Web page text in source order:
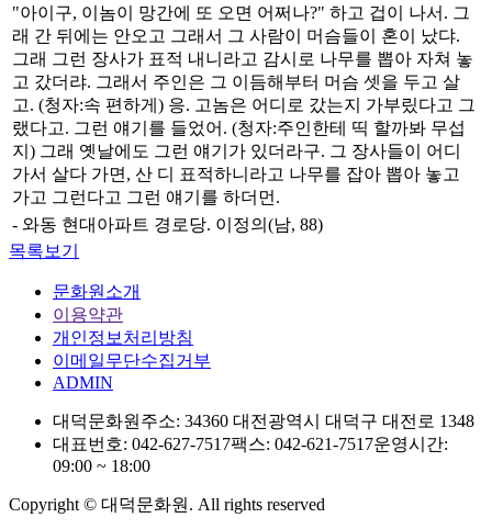
"아이구, 이놈이 망간에 또 오면 어쩌나?" 하고 겁이 나서. 그
래 간 뒤에는 안오고 그래서 그 사람이 머슴들이 혼이 났댜.
그래 그런 장사가 표적 내니라고 감시로 나무를 뽑아 자쳐 놓
고 갔더랴. 그래서 주인은 그 이듬해부터 머슴 셋을 두고 살
고. (청자:속 편하게) 응. 고놈은 어디로 갔는지 가부맀다고 그
랬다고. 그런 얘기를 들었어. (청자:주인한테 띡 할까봐 무섭
지) 그래 옛날에도 그런 얘기가 있더라구. 그 장사들이 어디
가서 살다 가면, 산 디 표적하니라고 나무를 잡아 뽑아 놓고
가고 그런다고 그런 얘기를 하더먼.
- 와동 현대아파트 경로당. 이정의(남, 88)
목록보기
문화원소개
이용약관
개인정보처리방침
이메일무단수집거부
ADMIN
대덕문화원 주소: 34360 대전광역시 대덕구 대전로 1348
대표번호: 042-627-7517팩스: 042-621-7517운영시간:
09:00 ~ 18:00
Copyright © 대덕문화원. All rights reserved